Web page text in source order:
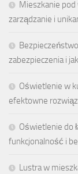
Mieszkanie
zarządzanie i
zabezpieczenia i
Oświetlenie w
efektowne
Oświetlenie do
funkcjonalność i
Lustra w